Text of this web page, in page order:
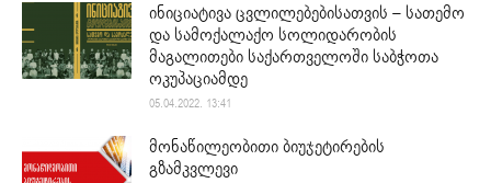
ინიციატივა ცვლილებებისათვის – სათემო
და სამოქალაქო სოლიდარობის
მაგალითები საქართველოში საბჭოთა
ოკუპაციამდე
05.04.2022. 13:41
მონაწილეობითი ბიუჯეტირების
გზამკვლევი